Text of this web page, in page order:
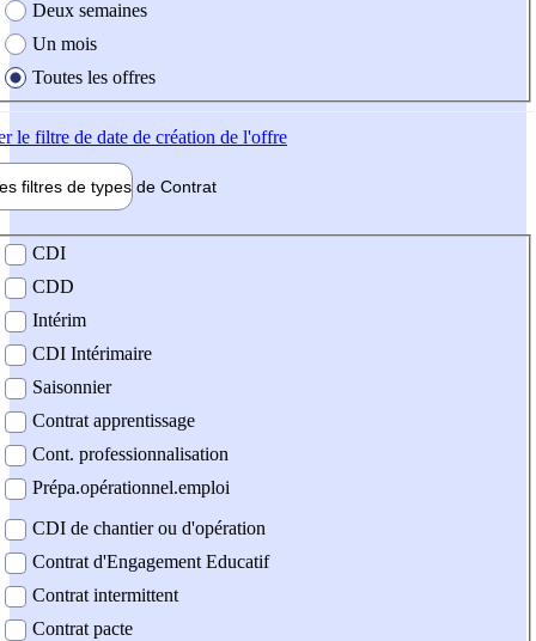
Deux semaines
Un mois
Toutes les offres
le filtre de date de création de l'offre
filtres de types de Contrat
contrat
CDI
CDD
Intérim
CDI Intérimaire
Saisonnier
Contrat apprentissage
Cont. professionnalisation
Prépa.opérationnel.emploi
CDI de chantier ou d'opération
Contrat d'Engagement Educatif
Contrat intermittent
Contrat pacte